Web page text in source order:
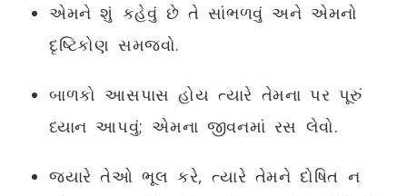
એમને શું કહેવું છે તે સાંભળવું અને એમનો
દૃષ્ટિકોણ સમજવો.
બાળકો આસપાસ હોય ત્યારે તેમના પર પૂરું
ધ્યાન આપવું; એમના જીવનમાં રસ લેવો.
જ્યારે તેઓ ભૂલ કરે, ત્યારે તેમને દોષિત ન